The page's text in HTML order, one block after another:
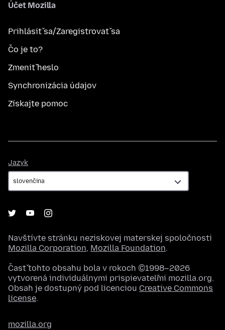
Účet Mozilla
Prihlásiť sa/Zaregistrovať sa
Čo je to?
Zmeniť heslo
Synchronizácia údajov
Získajte pomoc
Jazyk
Navštívte stránku neziskovej materskej spoločnosti
Mozilla Corporation, Mozilla Foundation.
Časť tohto obsahu bola v rokoch ©1998–2026
vytvorená individuálnymi prispievateľmi mozilla.org.
Obsah je dostupný pod licenciou Creative Commons
license.
mozilla.org